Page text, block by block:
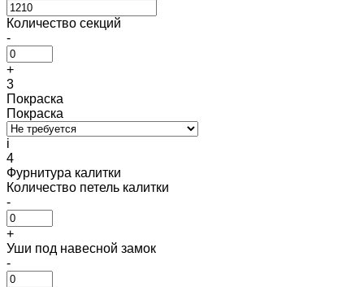
Количество секций
-
+
3
Покраска
Покраска
i
4
Фурнитура калитки
Количество петель калитки
-
+
Уши под навесной замок
-